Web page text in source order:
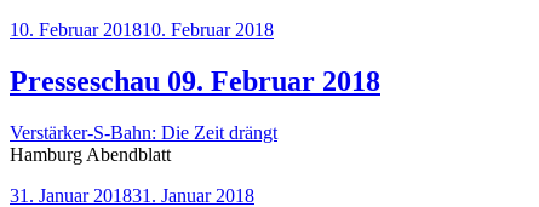
Veröffentlicht
10. Februar 201810. Februar 2018
Presseschau 09. Februar 2018
Verstärker-S-Bahn: Die Zeit drängt
Hamburg Abendblatt
Veröffentlicht
31. Januar 201831. Januar 2018